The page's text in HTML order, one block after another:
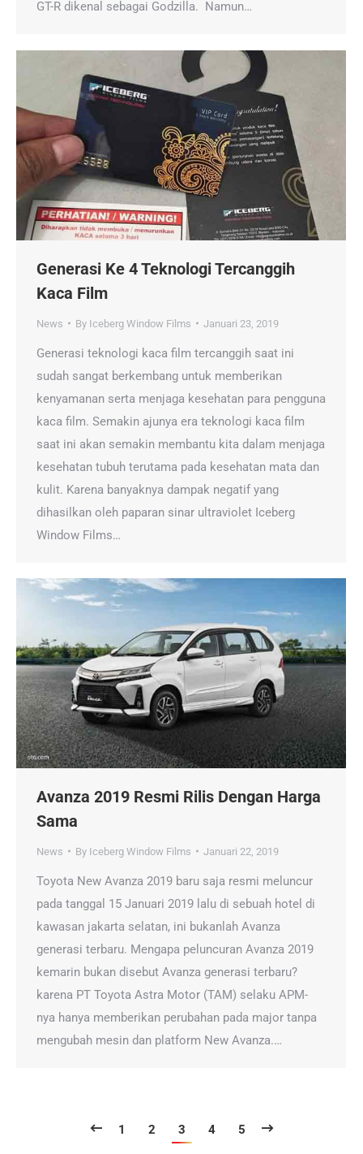
GT-R dikenal sebagai Godzilla. Namun…
Generasi Ke 4 Teknologi Tercanggih
Kaca Film
News By Iceberg Window Films Januari 23, 2019
Generasi teknologi kaca film tercanggih saat ini
sudah sangat berkembang untuk memberikan
kenyamanan serta menjaga kesehatan para pengguna
kaca film. Semakin ajunya era teknologi kaca film
saat ini akan semakin membantu kita dalam menjaga
kesehatan tubuh terutama pada kesehatan mata dan
kulit. Karena banyaknya dampak negatif yang
dihasilkan oleh paparan sinar ultraviolet Iceberg
Window Films…
Avanza 2019 Resmi Rilis Dengan Harga
Sama
News By Iceberg Window Films Januari 22, 2019
Toyota New Avanza 2019 baru saja resmi meluncur
pada tanggal 15 Januari 2019 lalu di sebuah hotel di
kawasan jakarta selatan, ini bukanlah Avanza
generasi terbaru. Mengapa peluncuran Avanza 2019
kemarin bukan disebut Avanza generasi terbaru?
karena PT Toyota Astra Motor (TAM) selaku APM-
nya hanya memberikan perubahan pada major tanpa
mengubah mesin dan platform New Avanza.…
1 2 3 4 5